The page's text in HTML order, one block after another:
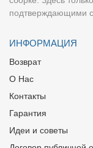
подтверждающими
ИНФОРМАЦИЯ
Возврат
О Нас
Контакты
Гарантия
Идеи и советы